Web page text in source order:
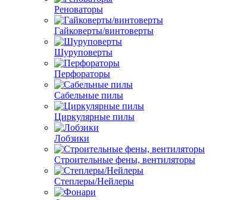
Реноваторы
Гайковерты/винтоверты
Шуруповерты
Перфораторы
Сабельные пилы
Циркулярные пилы
Лобзики
Строительные фены, вентиляторы
Степлеры/Нейлеры